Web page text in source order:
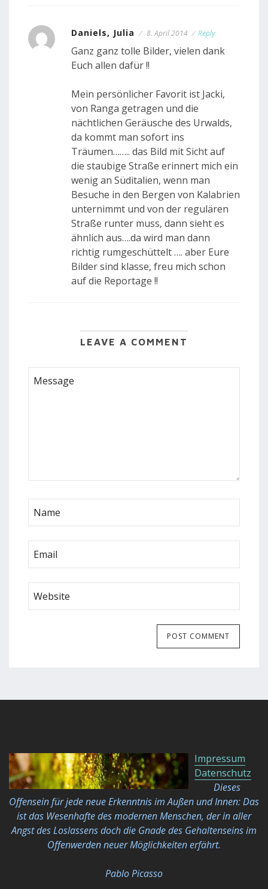
Daniels, Julia 8. April 2014 Reply
Ganz ganz tolle Bilder, vielen dank
Euch allen dafür !!
Mein persönlicher Favorit ist Jacki,
von Ranga getragen und die
nächtlichen Geräusche des Urwalds,
da kommt man sofort ins
Träumen…….. das Bild mit Sicht auf
die staubige Straße erinnert mich ein
wenig an Süditalien, wenn man
Besuche in den Bergen von Kalabrien
unternimmt und von der regulären
Straße runter muss, dann sieht es
ähnlich aus….da wird man dann
richtig rumgeschüttelt …. aber Eure
Bilder sind klasse, freu mich schon
auf die Reportage !!
LEAVE A COMMENT
Impressum
Datenschutz
Dieses
Offensein für jede neue Erkenntnis im Außen und Innen: Das
ist das Wesenhafte des modernen Menschen, der in aller
Angst des Loslassens doch die Gnade des Gehaltenseins im
Offenwerden neuer Möglichkeitenerfährt.
Pablo Picasso